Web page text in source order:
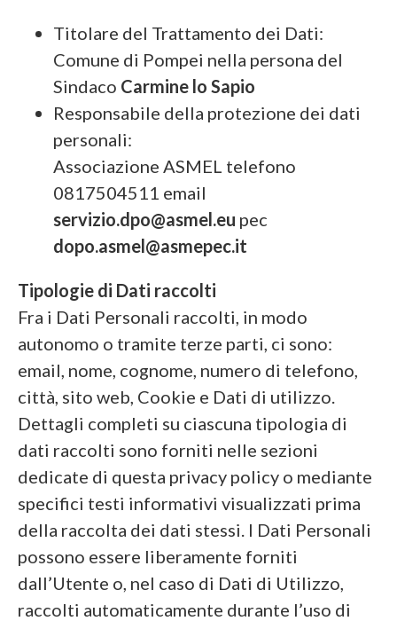
Titolare del Trattamento dei Dati:
Comune di Pompei nella persona del
Sindaco Carmine lo Sapio
Responsabile della protezione dei dati
personali:
Associazione ASMEL telefono
0817504511 email
servizio.dpo@asmel.eu pec
dopo.asmel@asmepec.it
Tipologie di Dati raccolti
Fra i Dati Personali raccolti, in modo
autonomo o tramite terze parti, ci sono:
email, nome, cognome, numero di telefono,
città, sito web, Cookie e Dati di utilizzo.
Dettagli completi su ciascuna tipologia di
dati raccolti sono forniti nelle sezioni
dedicate di questa privacy policy o mediante
specifici testi informativi visualizzati prima
della raccolta dei dati stessi. I Dati Personali
possono essere liberamente forniti
dall’Utente o, nel caso di Dati di Utilizzo,
raccolti automaticamente durante l’uso di